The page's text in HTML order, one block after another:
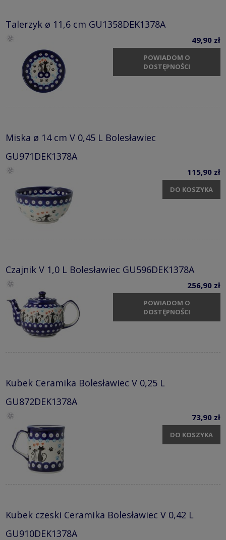
Talerzyk ø 11,6 cm GU1358DEK1378A
49,90 zł
POWIADOM O
DOSTĘPNOŚCI
Miska ø 14 cm V 0,45 L Bolesławiec
GU971DEK1378A
115,90 zł
DO KOSZYKA
Czajnik V 1,0 L Bolesławiec GU596DEK1378A
256,90 zł
POWIADOM O
DOSTĘPNOŚCI
Kubek Ceramika Bolesławiec V 0,25 L
GU872DEK1378A
73,90 zł
DO KOSZYKA
Kubek czeski Ceramika Bolesławiec V 0,42 L
GU910DEK1378A